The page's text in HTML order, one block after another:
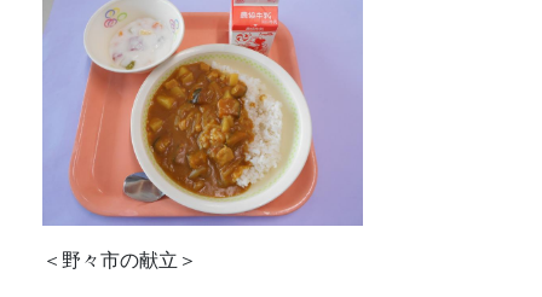
＜野々市の献立＞